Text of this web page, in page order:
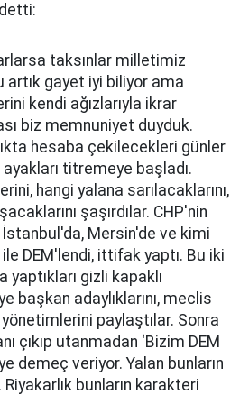
taksınlar milletimiz
artık gayet iyi biliyor ama
kendi ağızlarıyla ikrar
biz memnuniyet duyduk.
hesaba çekilecekleri günler
titremeye başladı.
hangi yalana sarılacaklarını,
şaşırdılar. CHP'nin
İstanbul'da, Mersin'de ve kimi
DEM'lendi, ittifak yaptı. Bu iki
yaptıkları gizli kapaklı
başkan adaylıklarını, meclis
paylaştılar. Sonra
çıkıp utanmadan ‘Bizim DEM
demeç veriyor. Yalan bunların
Riyakarlık bunların karakteri